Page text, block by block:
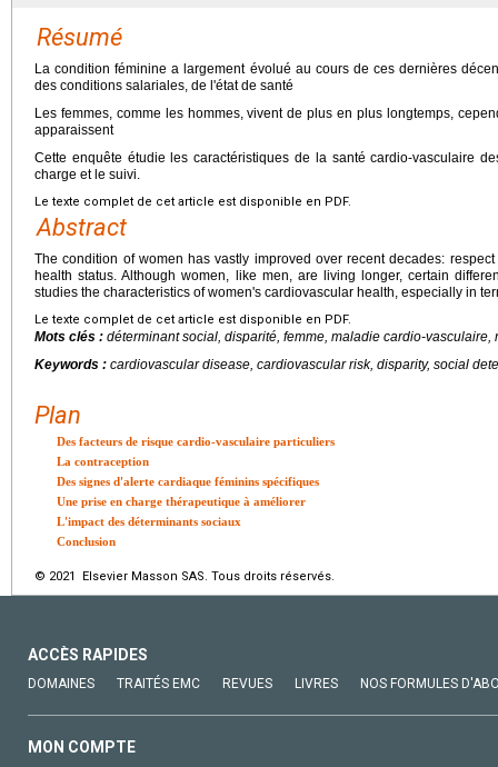
Résumé
La condition féminine a largement évolué au cours de ces dernières
des conditions salariales, de l'état de santé
Les femmes, comme les hommes, vivent de plus en plus longtemps,
apparaissent
Cette enquête étudie les caractéristiques de la santé cardio-vasculaire
charge et le suivi.
Le texte complet de cet article est disponible en PDF.
Abstract
The condition of women has vastly improved over recent decades:
health status. Although women, like men, are living longer, certain
studies the characteristics of women's cardiovascular health, especially in
Le texte complet de cet article est disponible en PDF.
Mots clés : déterminant social, disparité, femme, maladie cardio-vasculaire,
Keywords : cardiovascular disease, cardiovascular risk, disparity, social
Plan
Des facteurs de risque cardio-vasculaire particuliers
La contraception
Des signes d'alerte cardiaque féminins spécifiques
Une prise en charge thérapeutique à améliorer
L'impact des déterminants sociaux
Conclusion
© 2021 Elsevier Masson SAS. Tous droits réservés.
ACCÈS RAPIDES
DOMAINES TRAITÉS EMC REVUES LIVRES NOS FORMULES
MON COMPTE